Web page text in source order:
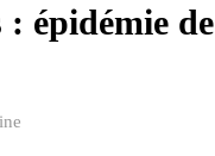
: épidémie de